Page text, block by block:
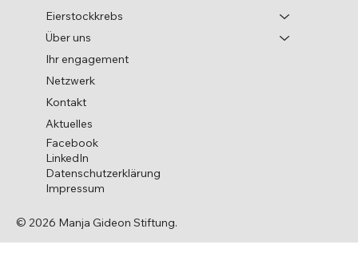
Facebook
LinkedIn
Datenschutzerklärung
Impressum
Eierstockkrebs
Über uns
Ihr engagement
Netzwerk
Kontakt
Aktuelles
© 2026 Manja Gideon Stiftung.